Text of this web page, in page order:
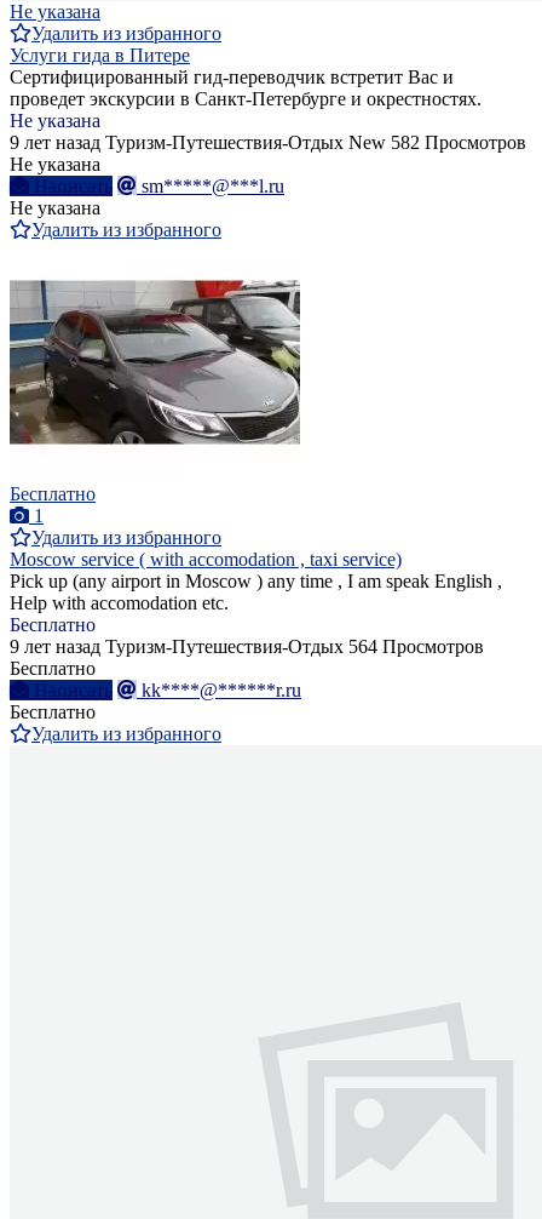
Не указана
Удалить из избранного
Услуги гида в Питере
Сертифицированный гид-переводчик встретит Вас и
проведет экскурсии в Санкт-Петербурге и окрестностях.
Не указана
9 лет назад Туризм-Путешествия-Отдых New 582 Просмотров
Не указана
Написать
sm*****@***l.ru
Не указана
Удалить из избранного
Бесплатно
1
Удалить из избранного
Moscow service ( with accomodation , taxi service)
Pick up (any airport in Moscow ) any time , I am speak English ,
Help with accomodation etc.
Бесплатно
9 лет назад Туризм-Путешествия-Отдых 564 Просмотров
Бесплатно
Написать
kk****@******r.ru
Бесплатно
Удалить из избранного